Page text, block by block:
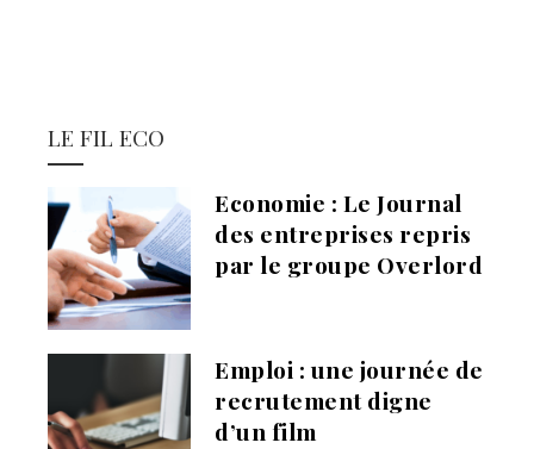
LE FIL ECO
Economie : Le Journal
des entreprises repris
par le groupe Overlord
Emploi : une journée de
recrutement digne
d’un film